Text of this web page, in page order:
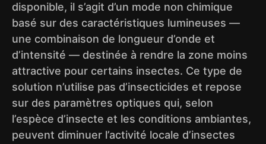
disponible, il s’agit d’un mode non chimique
basé sur des caractéristiques lumineuses —
une combinaison de longueur d’onde et
d’intensité — destinée à rendre la zone moins
attractive pour certains insectes. Ce type de
solution n’utilise pas d’insecticides et repose
sur des paramètres optiques qui, selon
l’espèce d’insecte et les conditions ambiantes,
peuvent diminuer l’activité locale d’insectes